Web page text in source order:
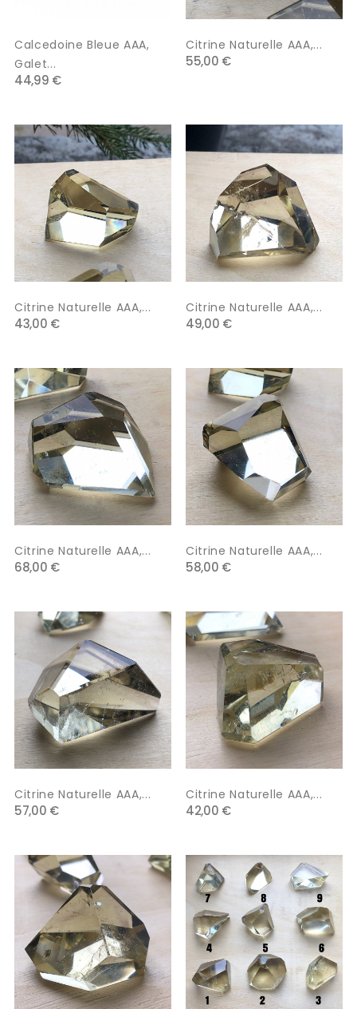
Calcedoine Bleue AAA,
Galet...
44,99 €
Citrine Naturelle AAA,...
55,00 €
Citrine Naturelle AAA,...
43,00 €
Citrine Naturelle AAA,...
49,00 €
Citrine Naturelle AAA,...
68,00 €
Citrine Naturelle AAA,...
58,00 €
Citrine Naturelle AAA,...
57,00 €
Citrine Naturelle AAA,...
42,00 €